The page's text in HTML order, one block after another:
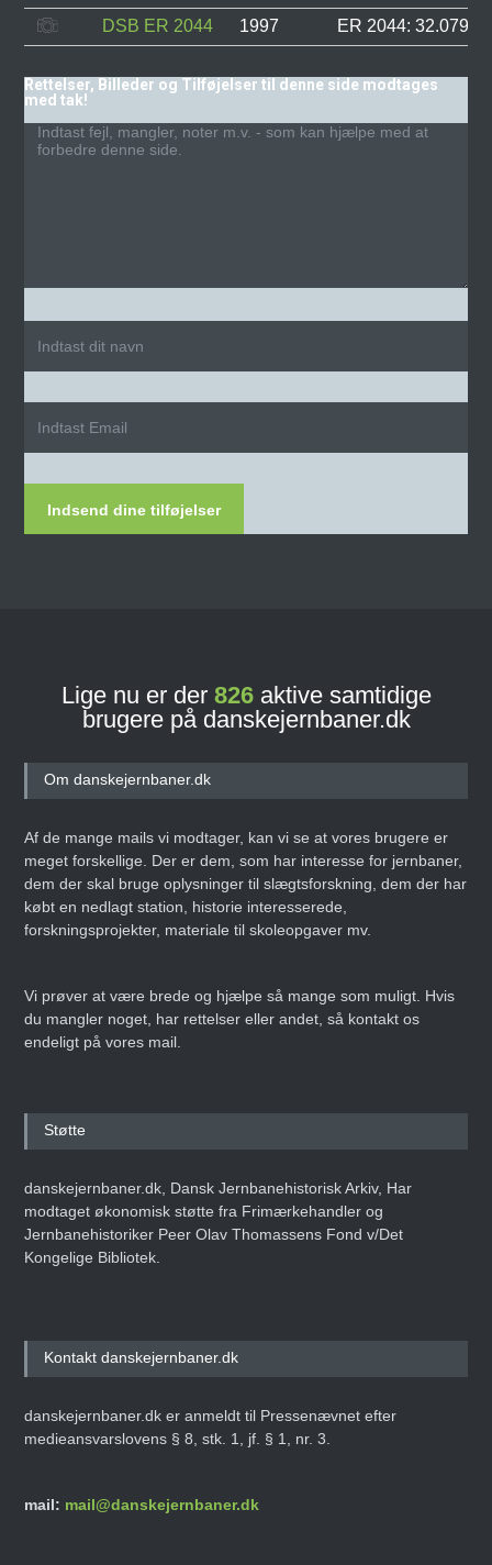
DSB ER 2044
1997 ER 2044: 32.079,
Rettelser, Billeder og Tilføjelser til denne side modtages
med tak!
Indsend dine tilføjelser
Lige nu er der 826aktive samtidige
brugere på danskejernbaner.dk
Om danskejernbaner.dk
Af de mange mails vi modtager, kan vi se at vores brugere er
meget forskellige. Der er dem, som har interesse for jernbaner,
dem der skal bruge oplysninger til slægtsforskning, dem der har
købt en nedlagt station, historie interesserede,
forskningsprojekter, materiale til skoleopgaver mv.
Vi prøver at være brede og hjælpe så mange som muligt. Hvis
du mangler noget, har rettelser eller andet, så kontakt os
endeligt på vores mail.
Støtte
danskejernbaner.dk, Dansk Jernbanehistorisk Arkiv, Har
modtaget økonomisk støtte fra Frimærkehandler og
Jernbanehistoriker Peer Olav Thomassens Fond v/Det
Kongelige Bibliotek.
Kontakt danskejernbaner.dk
danskejernbaner.dk er anmeldt til Pressenævnet efter
medieansvarslovens § 8, stk. 1, jf. § 1, nr. 3.
mail: mail@danskejernbaner.dk